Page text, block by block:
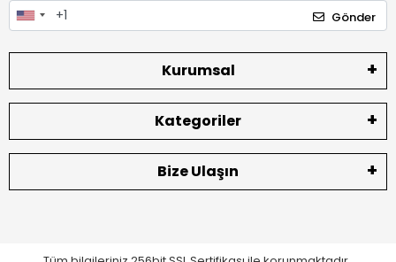
Gönder
Kurumsal
Kategoriler
Bize Ulaşın